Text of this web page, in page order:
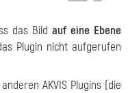
das Bild auf eine Ebene
Plugin nicht aufgerufen
AKVIS Plugins (die